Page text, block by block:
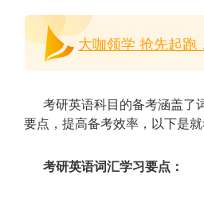
大咖领学 抢先起跑
考研英语科目的备考涵盖了
要点，提高备考效率，以下是
考研英语词汇学习要点：